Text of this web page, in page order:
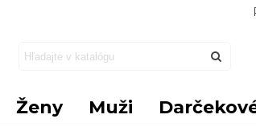
Ženy Muži